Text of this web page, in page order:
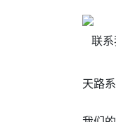
联系
天路